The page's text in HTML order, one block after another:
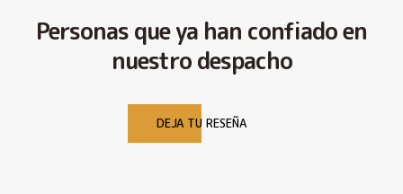
Personas que ya han confiado en
nuestro despacho
DEJA TU RESEÑA